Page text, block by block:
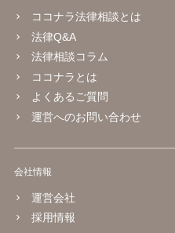
ココナラ法律相談とは
法律Q&A
法律相談コラム
ココナラとは
よくあるご質問
運営へのお問い合わせ
会社情報
運営会社
採用情報